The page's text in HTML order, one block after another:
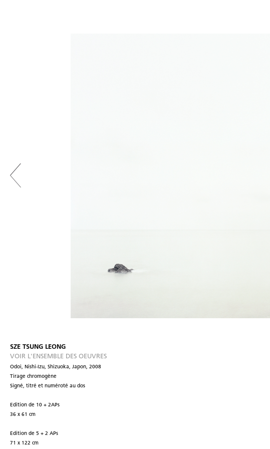
SZE TSUNG LEONG
VOIR L'ENSEMBLE DES OEUVRES
Odoi, Nishi-Izu, Shizuoka, Japon, 2008
Tirage chromogène
Signé, titré et numéroté au dos
Edition de 10 + 2APs
36 x 61 cm
Edition de 5 + 2 APs
71 x 122 cm